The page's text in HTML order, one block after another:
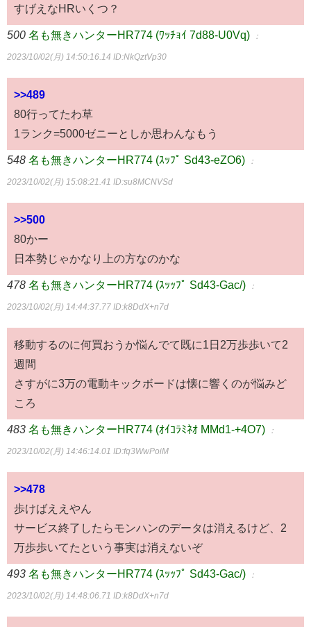
すげえなHRいくつ？
500 名も無きハンターHR774 (ﾜｯﾁｮｲ 7d88-U0Vq) ：
2023/10/02(月) 14:50:16.14 ID:NkQztVp30
>>489
80行ってたわ草
1ランク=5000ゼニーとしか思わんなもう
548 名も無きハンターHR774 (ｽｯﾌﾟ Sd43-eZO6) ：
2023/10/02(月) 15:08:21.41 ID:su8MCNVSd
>>500
80かー
日本勢じゃかなり上の方なのかな
478 名も無きハンターHR774 (ｽｯｯﾌﾟ Sd43-Gac/) ：
2023/10/02(月) 14:44:37.77 ID:k8DdX+n7d
移動するのに何買おうか悩んでて既に1日2万歩歩いて2
週間
さすがに3万の電動キックボードは懐に響くのが悩みど
ころ
483 名も無きハンターHR774 (ｵｲｺﾗﾐﾈｵ MMd1-+4O7) ：
2023/10/02(月) 14:46:14.01 ID:fq3WwPoiM
>>478
歩けばええやん
サービス終了したらモンハンのデータは消えるけど、2
万歩歩いてたという事実は消えないぞ
493 名も無きハンターHR774 (ｽｯｯﾌﾟ Sd43-Gac/) ：
2023/10/02(月) 14:48:06.71 ID:k8DdX+n7d